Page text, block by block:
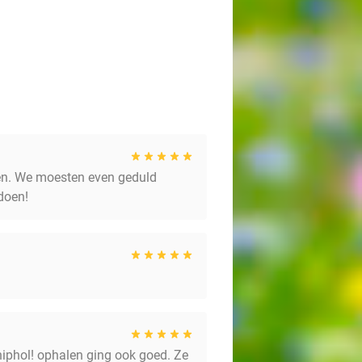
We moesten even geduld
ophalen ging ook goed. Ze